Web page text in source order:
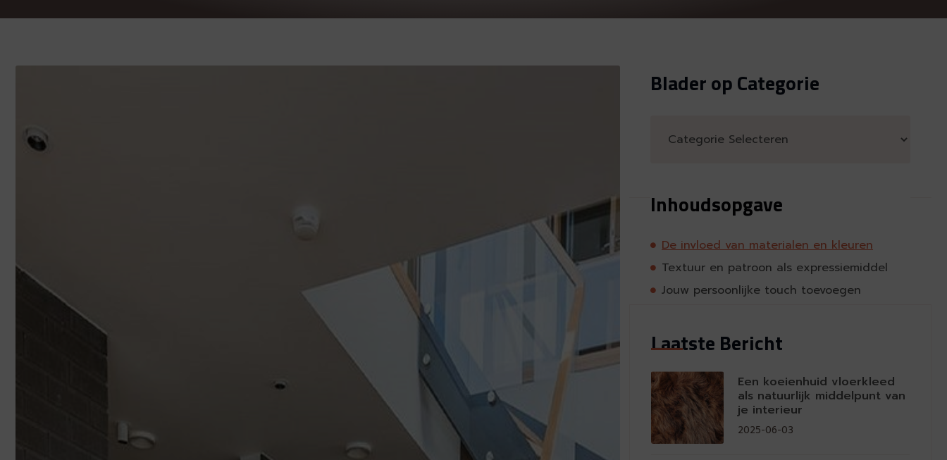
Blader op Categorie
Inhoudsopgave
De invloed van materialen en kleuren
Textuur en patroon als expressiemiddel
Jouw persoonlijke touch toevoegen
Laatste Bericht
Een koeienhuid vloerkleed
als natuurlijk middelpunt van
je interieur
2025-06-03